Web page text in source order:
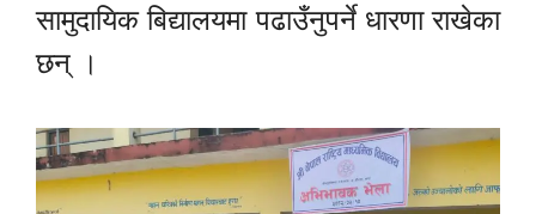
सामुदायिक बिद्यालयमा पढाउँनुपर्ने धारणा राखेका
छन् ।